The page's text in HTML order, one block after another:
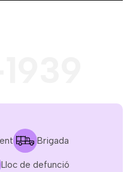
Brigada
Lloc de defunció